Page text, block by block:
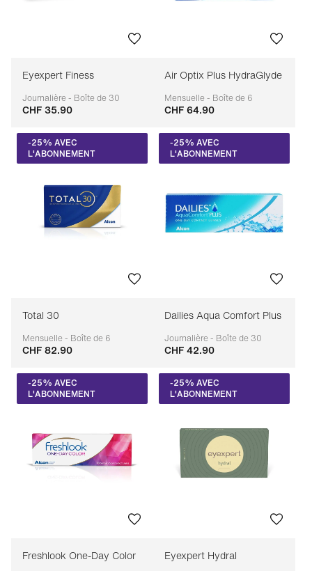
Eyexpert Finess
Journalière - Boîte de 30
Adaptable
CHF 35.90
Air Optix Plus HydraGlyde
Mensuelle - Boîte de 6
Adaptable
CHF 64.90
-25% AVEC
L'ABONNEMENT
Total 30
Mensuelle - Boîte de 6
Adaptable
CHF 82.90
-25% AVEC
L'ABONNEMENT
Dailies Aqua Comfort Plus
Journalière - Boîte de 30
Adaptable
CHF 42.90
-25% AVEC
L'ABONNEMENT
Freshlook One-Day Color
-25% AVEC
L'ABONNEMENT
Eyexpert Hydral